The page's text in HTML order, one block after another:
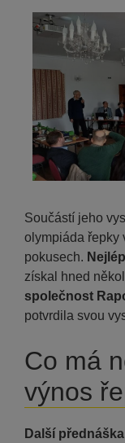
Součástí jeho
olympiáda řepky
pokusech.
získal hned
společnost
potvrdila svou
Co má
výnos
Další